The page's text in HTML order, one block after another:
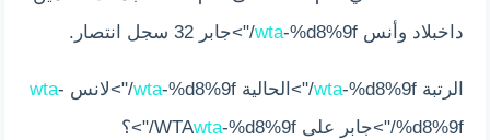
داخبلاد وأنس
wta-%d8%9f/">جابر 32 سجل انتصار.
الرتبة wta-%d8%9f/">الحالية wta-%d8%9f/">لانس wta-
%d8%9f/">جابر على WTA
wta-%d8%9f/">؟